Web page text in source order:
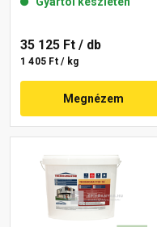
35 125 Ft / db
1 405 Ft / kg
Megnézem